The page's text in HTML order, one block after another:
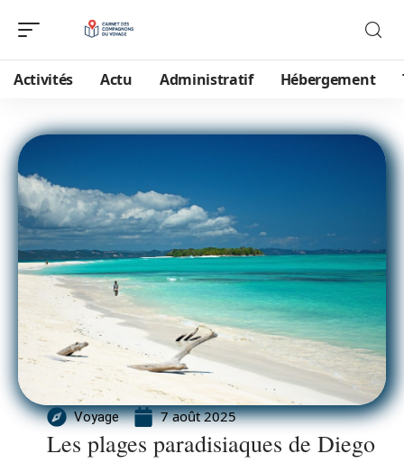
Activités Actu Administratif Hébergement
Voyage 7 août 2025
Les plages paradisiaques de Diego